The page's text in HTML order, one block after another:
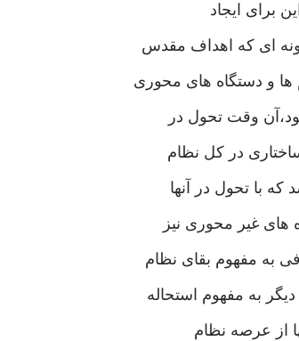
برای‌ ايجاد
ای‌ كه اهداف مقدس
ها و دستگاه های‌ محوری‌
وقت تحول در
در كل نظام
با تحول در آنها
غير محوری‌ نيز
به مفهوم بقای‌ نظام
به مفهوم استحاله
از عرصه نظام